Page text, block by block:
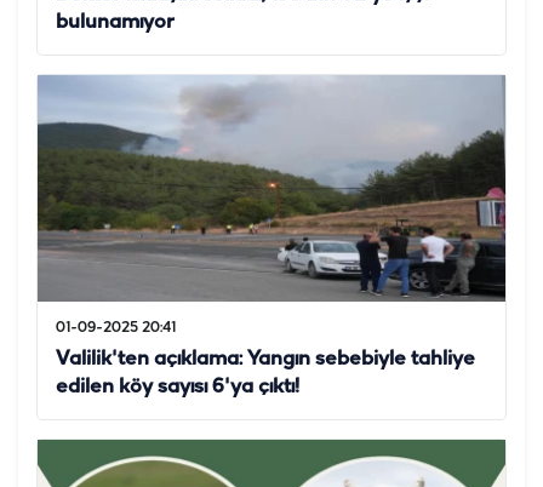
bulunamıyor
01-09-2025 20:41
Valilik'ten açıklama: Yangın sebebiyle tahliye
edilen köy sayısı 6'ya çıktı!